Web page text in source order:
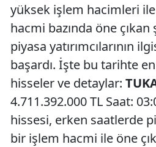
yüksek işlem hacimleri
hacmi bazında öne
piyasa yatırımcılarının
başardı. İşte bu tarihte
hisseler ve detaylar:
4.711.392.000 TL Saat:
hissesi, erken saatlerde
bir işlem hacmi ile öne